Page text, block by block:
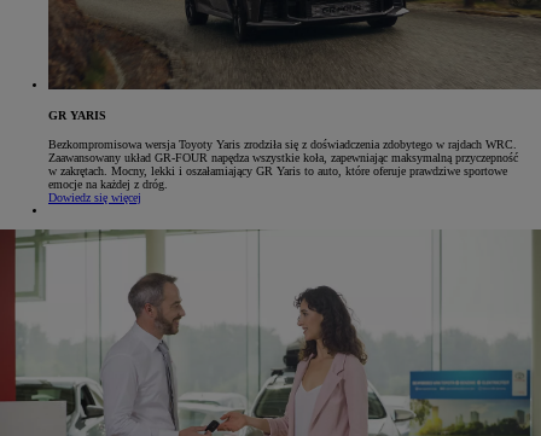
GR YARIS
Bezkompromisowa wersja Toyoty Yaris zrodziła się z doświadczenia zdobytego w rajdach WRC.
Zaawansowany układ GR-FOUR napędza wszystkie koła, zapewniając maksymalną przyczepność
w zakrętach. Mocny, lekki i oszałamiający GR Yaris to auto, które oferuje prawdziwe sportowe
emocje na każdej z dróg.
Dowiedz się więcej